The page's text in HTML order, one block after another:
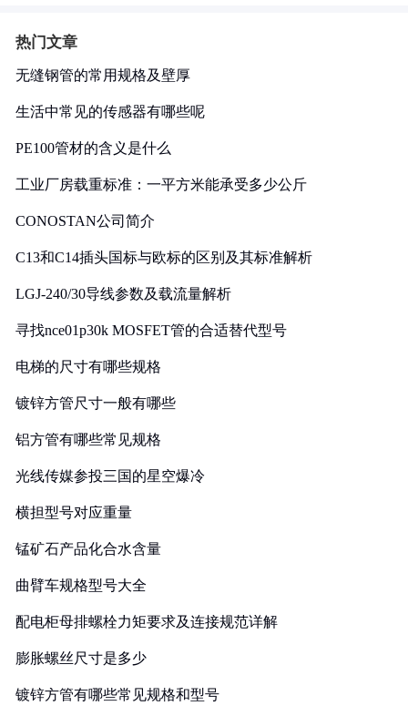
热门文章
无缝钢管的常用规格及壁厚
生活中常见的传感器有哪些呢
PE100管材的含义是什么
工业厂房载重标准：一平方米能承受多少公斤
CONOSTAN公司简介
C13和C14插头国标与欧标的区别及其标准解析
LGJ-240/30导线参数及载流量解析
寻找nce01p30k MOSFET管的合适替代型号
电梯的尺寸有哪些规格
镀锌方管尺寸一般有哪些
铝方管有哪些常见规格
光线传媒参投三国的星空爆冷
横担型号对应重量
锰矿石产品化合水含量
曲臂车规格型号大全
配电柜母排螺栓力矩要求及连接规范详解
膨胀螺丝尺寸是多少
镀锌方管有哪些常见规格和型号